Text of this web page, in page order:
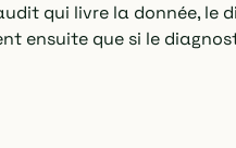
qui livre la donnée, le
ensuite que si le